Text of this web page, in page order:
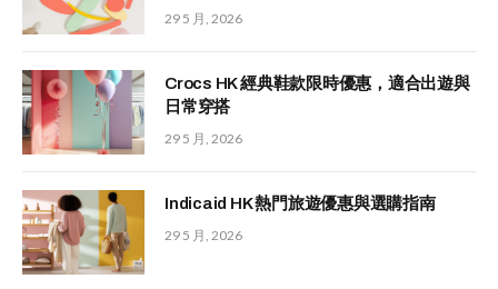
29 5 月, 2026
Crocs HK 經典鞋款限時優惠，適合出遊與
日常穿搭
29 5 月, 2026
Indicaid HK 熱門旅遊優惠與選購指南
29 5 月, 2026